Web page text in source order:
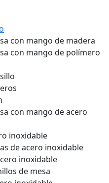
con mango de madera
con mango de polímero
con mango de acero
inoxidable
de acero inoxidable
inoxidable
de mesa